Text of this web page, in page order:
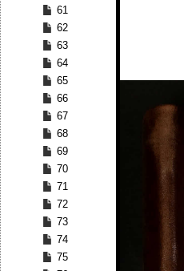
61
62
63
64
65
66
67
68
69
70
71
72
73
74
75